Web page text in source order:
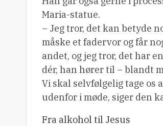
Maria-statue.
– Jeg tror, det kan betyde
måske et fadervor og får
andet, og jeg tror, det har
dér, han hører til – blandt
Vi skal selvfølgelig tage os
udenfor i møde, siger den
Fra alkohol til Jesus